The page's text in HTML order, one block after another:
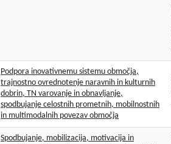
Podpora inovativnemu sistemu območja,
trajnostno ovrednotenje naravnih in kulturnih
dobrin, TN varovanje in obnavljanje,
spodbujanje celostnih prometnih, mobilnostnih
in multimodalnih povezav območja
Spodbujanje, mobilizacija, motivacija in